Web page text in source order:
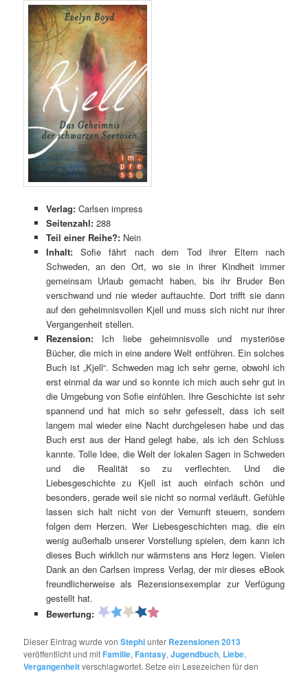
Verlag: Carlsen impress
Seitenzahl:288
Teil einer Reihe?: Nein
Inhalt: Sofie fährt nach dem Tod ihrer Eltern nach
Schweden, an den Ort, wo sie in ihrer Kindheit immer
gemeinsam Urlaub gemacht haben, bis ihr Bruder Ben
verschwand und nie wieder auftauchte. Dort trifft sie dann
auf den geheimnisvollen Kjell und muss sich nicht nur ihrer
Vergangenheit stellen.
Rezension: Ich liebe geheimnisvolle und mysteriöse
Bücher, die mich in eine andere Welt entführen. Ein solches
Buch ist „Kjell“. Schweden mag ich sehr gerne, obwohl ich
erst einmal da war und so konnte ich mich auch sehr gut in
die Umgebung von Sofie einfühlen. Ihre Geschichte ist sehr
spannend und hat mich so sehr gefesselt, dass ich seit
langem mal wieder eine Nacht durchgelesen habe und das
Buch erst aus der Hand gelegt habe, als ich den Schluss
kannte. Tolle Idee, die Welt der lokalen Sagen in Schweden
und die Realität so zu verflechten. Und die
Liebesgeschichte zu Kjell ist auch einfach schön und
besonders, gerade weil sie nicht so normal verläuft. Gefühle
lassen sich halt nicht von der Vernunft steuern, sondern
folgen dem Herzen. Wer Liebesgeschichten mag, die ein
wenig außerhalb unserer Vorstellung spielen, dem kann ich
dieses Buch wirklich nur wärmstens ans Herz legen. Vielen
Dank an den Carlsen impress Verlag, der mir dieses eBook
freundlicherweise als Rezensionsexemplar zur Verfügung
gestellt hat.
Bewertung:
Dieser Eintrag wurde vonStephiunter Rezensionen 2013
veröffentlicht und mit Familie, Fantasy,Jugendbuch, Liebe,
Vergangenheitverschlagwortet. Setze ein Lesezeichen für den